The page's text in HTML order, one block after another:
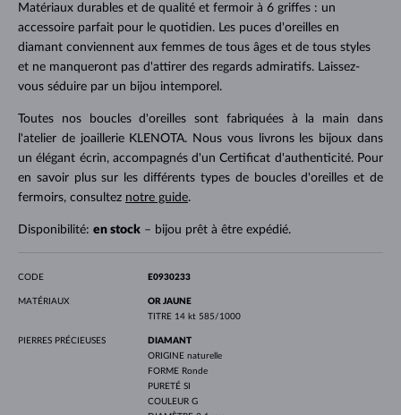
Matériaux durables et de qualité et fermoir à 6 griffes : un
accessoire parfait pour le quotidien. Les puces d'oreilles en
diamant conviennent aux femmes de tous âges et de tous styles
et ne manqueront pas d'attirer des regards admiratifs. Laissez-
vous séduire par un bijou intemporel.
Toutes nos boucles d'oreilles sont fabriquées à la main dans
l'atelier de joaillerie KLENOTA. Nous vous livrons les bijoux dans
un élégant écrin, accompagnés d'un Certificat d'authenticité. Pour
en savoir plus sur les différents types de boucles d'oreilles et de
fermoirs, consultez notre guide.
Disponibilité: en stock– bijou prêt à être expédié.
CODE E0930233
MATÉRIAUX
OR JAUNE
TITRE 14 kt 585/1000
PIERRES PRÉCIEUSES
DIAMANT
ORIGINE naturelle
FORME Ronde
PURETÉ SI
COULEUR G